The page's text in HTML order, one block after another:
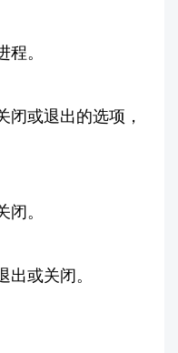
。
闭或退出的选项，
。
或关闭。